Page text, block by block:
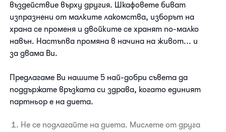
въздействие върху другия. Шкафовете биват
изпразнени от малките лакомства, изборът на
храна се променя и двойките се хранят по-малко
навън. Настъпва промяна в начина на живот... и
за двама Ви.
Предлагаме Ви нашите 5 най-добри съвета да
поддържате връзката си здрава, когато единият
партньор е на диета.
Не се подлагайте на диета. Мислете от друга